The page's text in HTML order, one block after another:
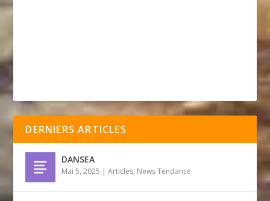
DERNIERS ARTICLES
DANSEA
Mai 5, 2025 |Articles, News Tendance